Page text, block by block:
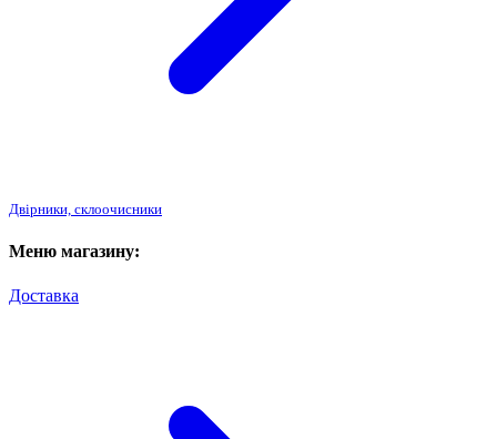
Двірники, склоочисники
Меню магазину:
Доставка